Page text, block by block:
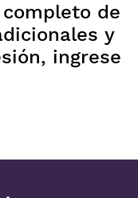
de
y
ingrese